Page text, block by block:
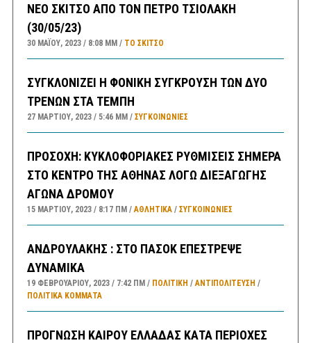
ΝΕΟ ΣΚΙΤΣΟ ΑΠΟ ΤΟΝ ΠΕΤΡΟ ΤΣΙΟΛΑΚΗ
(30/05/23)
30 ΜΑΪ́ΟΥ, 2023 8:08 ΜΜ ΤΟ ΣΚΊΤΣΟ
ΣΥΓΚΛΟΝΙΖΕΙ Η ΦΟΝΙΚΗ ΣΥΓΚΡΟΥΣΗ ΤΩΝ ΔΥΟ
ΤΡΕΝΩΝ ΣΤΑ ΤΕΜΠΗ
27 ΜΑΡΤΊΟΥ, 2023 5:46 ΜΜ ΣΥΓΚΟΙΝΩΝΊΕΣ
ΠΡΟΣΟΧΗ: ΚΥΚΛΟΦΟΡΙΑΚΕΣ ΡΥΘΜΙΣΕΙΣ ΣΗΜΕΡΑ
ΣΤΟ ΚΕΝΤΡΟ ΤΗΣ ΑΘΗΝΑΣ ΛΟΓΩ ΔΙΕΞΑΓΩΓΗΣ
ΑΓΩΝΑ ΔΡΟΜΟΥ
15 ΜΑΡΤΊΟΥ, 2023 8:17 ΠΜ ΑΘΛΗΤΙΚΑ/ ΣΥΓΚΟΙΝΩΝΊΕΣ
ΑΝΔΡΟΥΛΑΚΗΣ : ΣΤΟ ΠΑΣΟΚ ΕΠΕΣΤΡΕΨΕ
ΔΥΝΑΜΙΚΑ
19 ΦΕΒΡΟΥΑΡΊΟΥ, 2023 7:42 ΠΜ ΠΟΛΙΤΙΚΗ /ΑΝΤΙΠΟΛΊΤΕΥΣΗ /
ΠΟΛΙΤΙΚΆ ΚΌΜΜΑΤΑ
ΠΡΟΓΝΩΣΗ ΚΑΙΡΟΥ ΕΛΛΑΔΑΣ ΚΑΤΑ ΠΕΡΙΟΧΕΣ